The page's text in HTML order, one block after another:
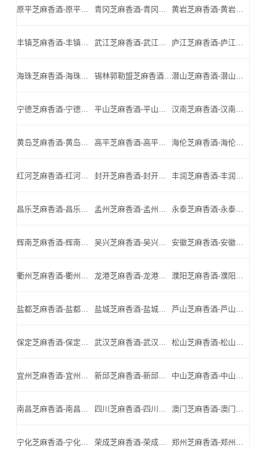
原平芝麻香酒-原平名酒-原平小北门_原平芝麻香酒厂家 青冈芝麻香酒-青冈名酒-青冈小北门_青冈芝麻香酒厂家 黄岩芝麻香酒-黄岩名酒-黄岩小北门_黄岩芝麻香酒厂家
丰镇芝麻香酒-丰镇名酒-丰镇小北门_丰镇芝麻香酒厂家 武江芝麻香酒-武江名酒-武江小北门_武江芝麻香酒厂家 庐江芝麻香酒-庐江名酒-庐江小北门_庐江芝麻香酒厂家
海珠芝麻香酒-海珠名酒-海珠小北门_海珠芝麻香酒厂家 锡林郭勒盟芝麻香酒-锡林郭勒盟名酒-锡林郭勒盟小北门_锡林郭勒盟芝麻香酒厂家 潜山芝麻香酒-潜山名酒-潜山小北门_潜山芝麻香酒厂家
宁德芝麻香酒-宁德名酒-宁德小北门_宁德芝麻香酒厂家 平山芝麻香酒-平山名酒-平山小北门_平山芝麻香酒厂家 汉南芝麻香酒-汉南名酒-汉南小北门_汉南芝麻香酒厂家
黄岛芝麻香酒-黄岛名酒-黄岛小北门_黄岛芝麻香酒厂家 高平芝麻香酒-高平名酒-高平小北门_高平芝麻香酒厂家 海伦芝麻香酒-海伦名酒-海伦小北门_海伦芝麻香酒厂家
红河芝麻香酒-红河名酒-红河小北门_红河芝麻香酒厂家 封开芝麻香酒-封开名酒-封开小北门_封开芝麻香酒厂家 丰润芝麻香酒-丰润名酒-丰润小北门_丰润芝麻香酒厂家
昌乐芝麻香酒-昌乐名酒-昌乐小北门_昌乐芝麻香酒厂家 孟州芝麻香酒-孟州名酒-孟州小北门_孟州芝麻香酒厂家 永泰芝麻香酒-永泰名酒-永泰小北门_永泰芝麻香酒厂家
辉南芝麻香酒-辉南名酒-辉南小北门_辉南芝麻香酒厂家 吴兴芝麻香酒-吴兴名酒-吴兴小北门_吴兴芝麻香酒厂家 安徽芝麻香酒-安徽名酒-安徽小北门_安徽芝麻香酒厂家
衢州芝麻香酒-衢州名酒-衢州小北门_衢州芝麻香酒厂家 龙港芝麻香酒-龙港名酒-龙港小北门_龙港芝麻香酒厂家 濮阳芝麻香酒-濮阳名酒-濮阳小北门_濮阳芝麻香酒厂家
盐都芝麻香酒-盐都名酒-盐都小北门_盐都芝麻香酒厂家 盐城芝麻香酒-盐城名酒-盐城小北门_盐城芝麻香酒厂家 芦山芝麻香酒-芦山名酒-芦山小北门_芦山芝麻香酒厂家
保定芝麻香酒-保定名酒-保定小北门_保定芝麻香酒厂家 武汉芝麻香酒-武汉名酒-武汉小北门_武汉芝麻香酒厂家 松山芝麻香酒-松山名酒-松山小北门_松山芝麻香酒厂家
宜州芝麻香酒-宜州名酒-宜州小北门_宜州芝麻香酒厂家 新邱芝麻香酒-新邱名酒-新邱小北门_新邱芝麻香酒厂家 中山芝麻香酒-中山名酒-中山小北门_中山芝麻香酒厂家
南昌芝麻香酒-南昌名酒-南昌小北门_南昌芝麻香酒厂家 四川芝麻香酒-四川名酒-四川小北门_四川芝麻香酒厂家 澳门芝麻香酒-澳门名酒-澳门小北门_澳门芝麻香酒厂家
宁化芝麻香酒-宁化名酒-宁化小北门_宁化芝麻香酒厂家 荣成芝麻香酒-荣成名酒-荣成小北门_荣成芝麻香酒厂家 郑州芝麻香酒-郑州名酒-郑州小北门_郑州芝麻香酒厂家